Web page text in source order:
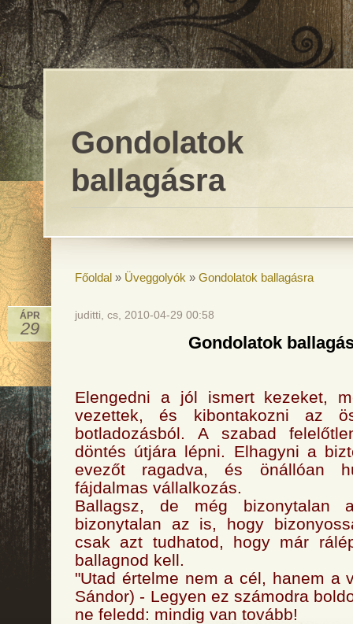
Gondolatok
ballagásra
Főoldal » Üveggolyók » Gondolatok ballagásra
ÁPR
29
juditti, cs, 2010-04-29 00:58
Gondolatok
Elengedni a jól ismert kezeket,
vezettek, és kibontakozni az
botladozásból. A szabad
döntés útjára lépni. Elhagyni a
evezőt ragadva, és önállóan
fájdalmas vállalkozás.
Ballagsz, de még
bizonytalan az is, hogy
csak azt tudhatod, hogy már
ballagnod kell.
"Utad értelme nem a cél, hanem a
Sándor) - Legyen ez számodra
ne feledd: mindig van tovább!